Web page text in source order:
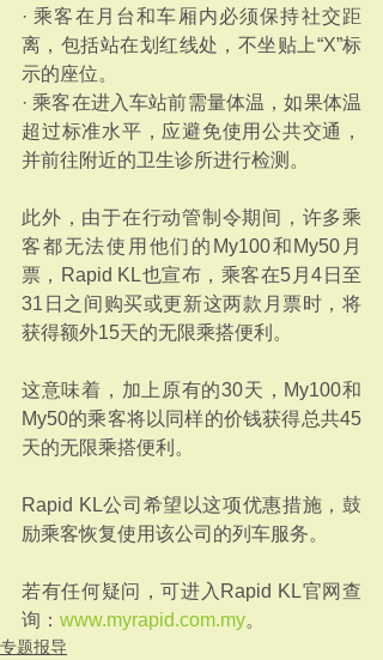
· 乘客在月台和车厢内必须保持社交距
离，包括站在划红线处，不坐贴上“X”标
示的座位。
· 乘客在进入车站前需量体温，如果体温
超过标准水平，应避免使用公共交通，
并前往附近的卫生诊所进行检测。
此外，由于在行动管制令期间，许多乘
客都无法使用他们的My100和My50月
票，Rapid KL也宣布，乘客在5月4日至
31日之间购买或更新这两款月票时，将
获得额外15天的无限乘搭便利。
这意味着，加上原有的30天，My100和
My50的乘客将以同样的价钱获得总共45
天的无限乘搭便利。
Rapid KL公司希望以这项优惠措施，鼓
励乘客恢复使用该公司的列车服务。
若有任何疑问，可进入Rapid KL官网查
询： www.myrapid.com.my。
专题报导